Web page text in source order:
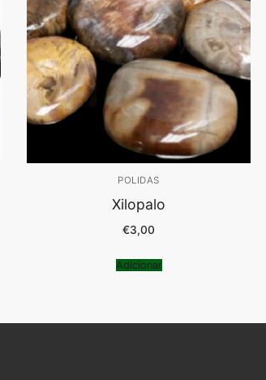
POLIDAS
Xilopalo
€3,00
Adicionar